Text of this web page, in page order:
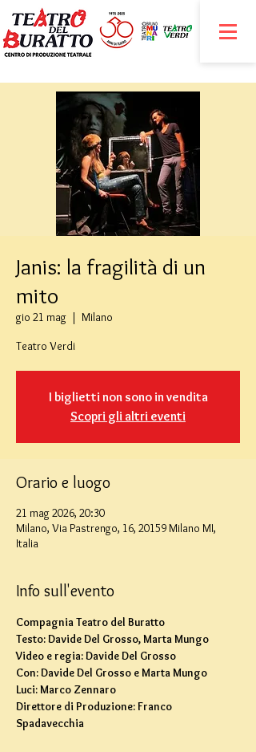
Janis: la fragilità di un
mito
gio 21 mag
  |
Milano
Teatro Verdi
I biglietti non sono in vendita
Scopri gli altri eventi
Orario e luogo
21 mag 2026, 20:30
Milano, Via Pastrengo, 16, 20159 Milano MI,
Italia
Info sull'evento
Compagnia Teatro del Buratto
Testo: Davide Del Grosso, Marta Mungo
Video e regia: Davide Del Grosso
Con: Davide Del Grosso e Marta Mungo
Luci: Marco Zennaro
Direttore di Produzione: Franco
Spadavecchia